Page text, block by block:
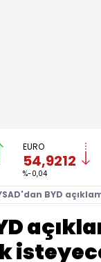
EURO
54,9212
%-0,04
BYD